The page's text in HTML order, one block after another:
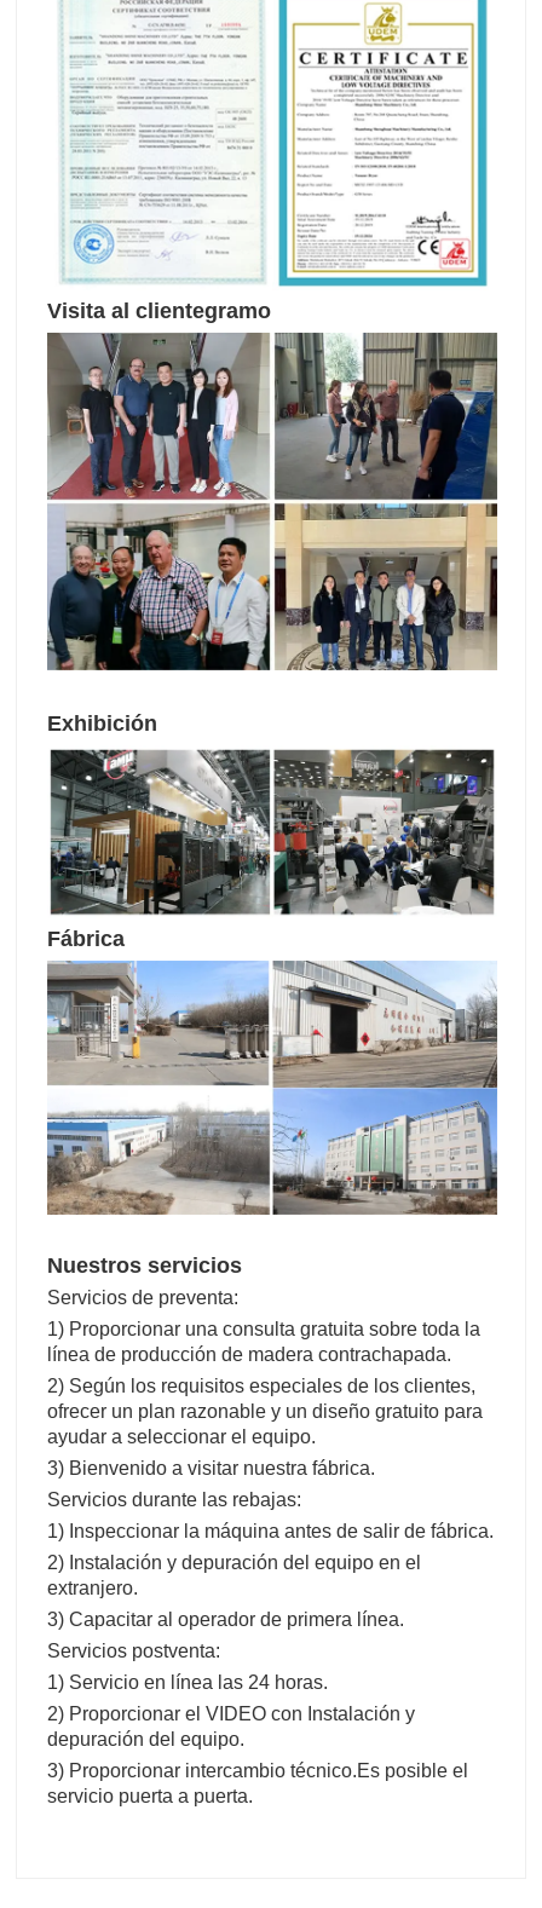
Visita al clientegramo
Exhibición
Fábrica
Nuestros servicios
Servicios de preventa:
1) Proporcionar una consulta gratuita sobre toda la
línea de producción de madera contrachapada.
2) Según los requisitos especiales de los clientes,
ofrecer un plan razonable y un diseño gratuito para
ayudar a seleccionar el equipo.
3) Bienvenido a visitar nuestra fábrica.
Servicios durante las rebajas:
1) Inspeccionar la máquina antes de salir de fábrica.
2) Instalación y depuración del equipo en el
extranjero.
3) Capacitar al operador de primera línea.
Servicios postventa:
1) Servicio en línea las 24 horas.
2) Proporcionar el VIDEO con Instalación y
depuración del equipo.
3) Proporcionar intercambio técnico.Es posible el
servicio puerta a puerta.